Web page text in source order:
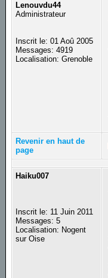
Lenouvdu44
Administrateur
Inscrit le: 01 Aoû 2005
Messages: 4919
Localisation: Grenoble
Revenir en haut de
page
Haiku007
Inscrit le: 11 Juin 2011
Messages: 5
Localisation: Nogent
sur Oise